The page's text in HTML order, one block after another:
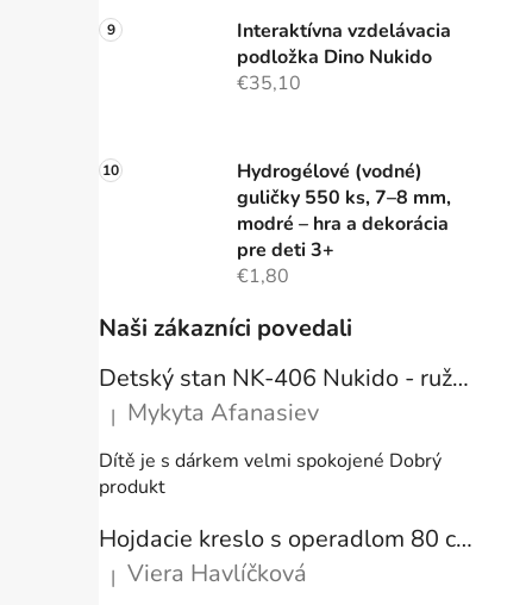
Interaktívna vzdelávacia
podložka Dino Nukido
€35,10
Hydrogélové (vodné)
guličky 550 ks, 7–8 mm,
modré – hra a dekorácia
pre deti 3+
€1,80
Naši zákazníci povedali
Detský stan NK-406 Nukido - ružový
Hodnotenie produktu je 5 z 5 hviezdičiek.
| Mykyta Afanasiev
Dítě je s dárkem velmi spokojené Dobrý
produkt
Hojdacie kreslo s operadlom 80 cm + vankúše
Hodnotenie produktu je 5 z 5 hviezdičiek.
| Viera Havlíčková